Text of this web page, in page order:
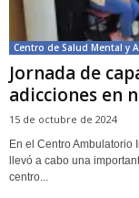
Centro de Salud Mental y
Jornada de
adicciones en
15 de octubre de 2024
En el Centro Ambulatorio
llevó a cabo una
centro...